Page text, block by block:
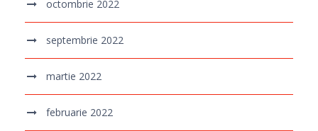
octombrie 2022
septembrie 2022
martie 2022
februarie 2022